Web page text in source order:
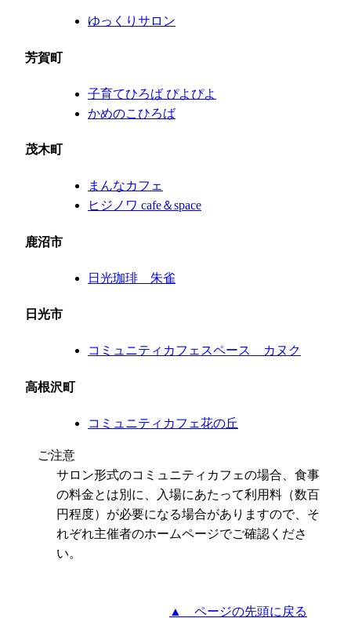
ゆっくりサロン
芳賀町
子育てひろば ぴよぴよ
かめのこひろば
茂木町
まんなカフェ
ヒジノワ cafe＆space
鹿沼市
日光珈琲 朱雀
日光市
コミュニティカフェスペース カヌク
高根沢町
コミュニティカフェ花の丘
ご注意
サロン形式のコミュニティカフェの場合、食事
の料金とは別に、入場にあたって利用料（数百
円程度）が必要になる場合がありますので、そ
れぞれ主催者のホームページでご確認くださ
い。
▲ ページの先頭に戻る